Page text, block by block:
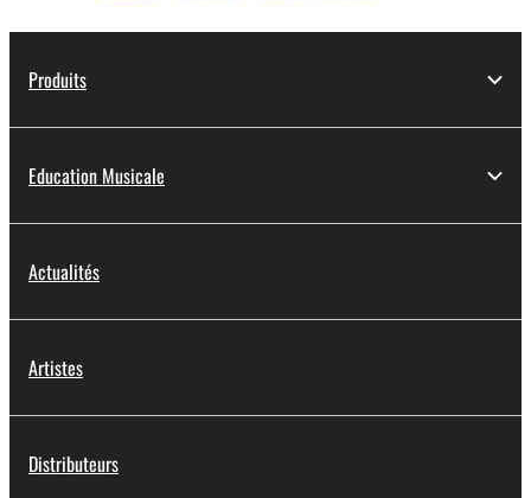
Produits
Education Musicale
Actualités
Artistes
Distributeurs